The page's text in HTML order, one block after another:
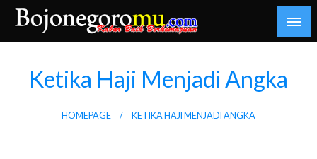
Skip
content
Kabar Baik Berkemajuan
Ketika Haji Menjadi Angka
HOMEPAGE KETIKA HAJI MENJADI ANGKA